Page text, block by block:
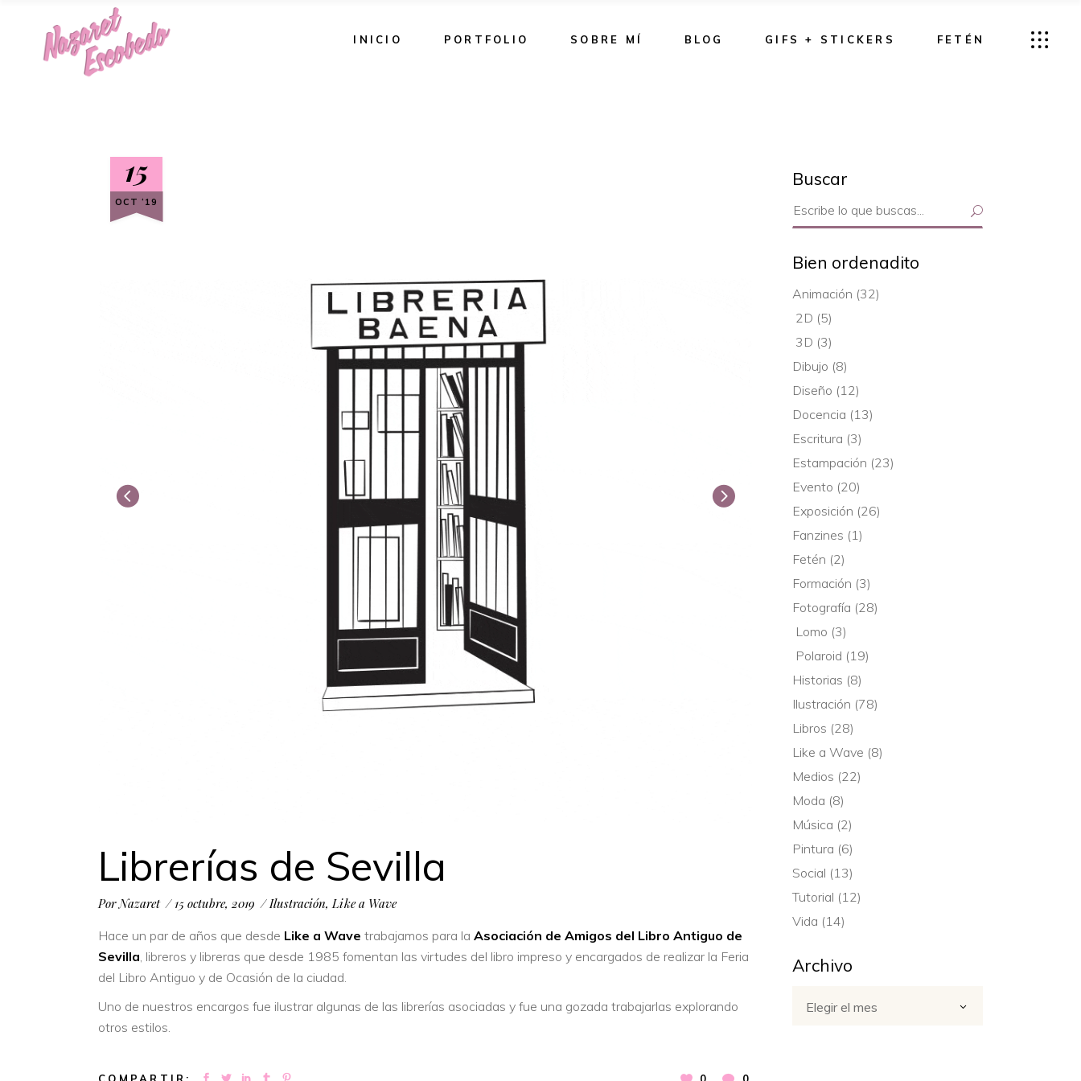
INICIO PORTFOLIO SOBRE MÍ BLOG GIFS + STICKERS FETÉN
15
OCT ‘19
Librerías de Sevilla
Por Nazaret 15 octubre, 2019 Ilustración, Like a Wave
Hace un par de años que desde Like a Wave trabajamos para la Asociación de Amigos del Libro Antiguo de
Sevilla , libreros y libreras que desde 1985 fomentan las virtudes del libro impreso y encargados de realizar la Feria
del Libro Antiguo y de Ocasión de la ciudad.
Uno de nuestros encargos fue ilustrar algunas de las librerías asociadas y fue una gozada trabajarlas explorando
otros estilos.
COMPARTIR: 0 0
Buscar
Search
for:
Bien ordenadito
Animación (32)
2D (5)
3D (3)
Dibujo (8)
Diseño (12)
Docencia (13)
Escritura (3)
Estampación (23)
Evento (20)
Exposición (26)
Fanzines (1)
Fetén (2)
Formación (3)
Fotografía (28)
Lomo (3)
Polaroid (19)
Historias (8)
Ilustración (78)
Libros (28)
Like a Wave (8)
Medios (22)
Moda (8)
Música (2)
Pintura (6)
Social (13)
Tutorial (12)
Vida (14)
Archivo
Elegir el mes